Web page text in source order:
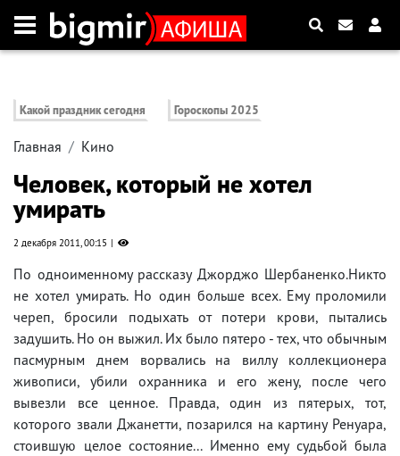
Какой праздник сегодня Гороскопы 2025
Главная Кино
Человек, который не хотел
умирать
2 декабря 2011, 00:15
По одноименному рассказу Джорджо Шербаненко.Никто
не хотел умирать. Но один больше всех. Ему проломили
череп, бросили подыхать от потери крови, пытались
задушить. Но он выжил. Их было пятеро - тех, что обычным
пасмурным днем ворвались на виллу коллекционера
живописи, убили охранника и его жену, после чего
вывезли все ценное. Правда, один из пятерых, тот,
которого звали Джанетти, позарился на картину Ренуара,
стоившую целое состояние... Именно ему судьбой была